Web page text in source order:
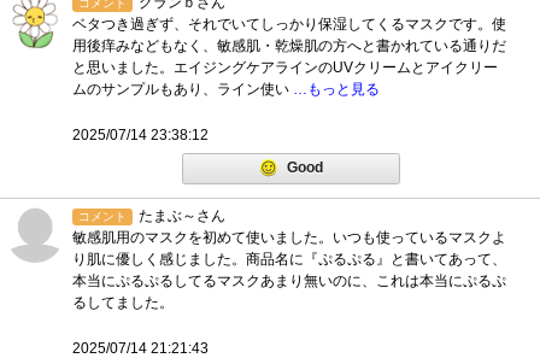
コメント
ベタつき過ぎず、それでいてしっかり保湿してくるマスクです。使
用後痒みなどもなく、敏感肌・乾燥肌の方へと書かれている通りだ
と思いました。エイジングケアラインのUVクリームとアイクリー
ムのサンプルもあり、ライン使い …もっと見る
2025/07/14 23:38:12
Good
コメント
たまぶ～さん
敏感肌用のマスクを初めて使いました。いつも使っているマスクよ
り肌に優しく感じました。商品名に『ぷるぷる』と書いてあって、
本当にぷるぷるしてるマスクあまり無いのに、これは本当にぷるぷ
るしてました。
2025/07/14 21:21:43